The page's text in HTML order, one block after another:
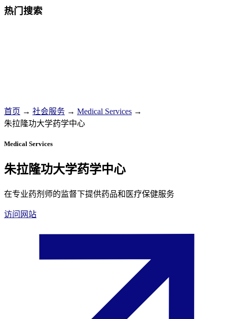
热门搜索
首页 → 社会服务 → Medical Services →
朱拉隆功大学药学中心
Medical Services
朱拉隆功大学药学中心
在专业药剂师的监督下提供药品和医疗保健服务
访问网站